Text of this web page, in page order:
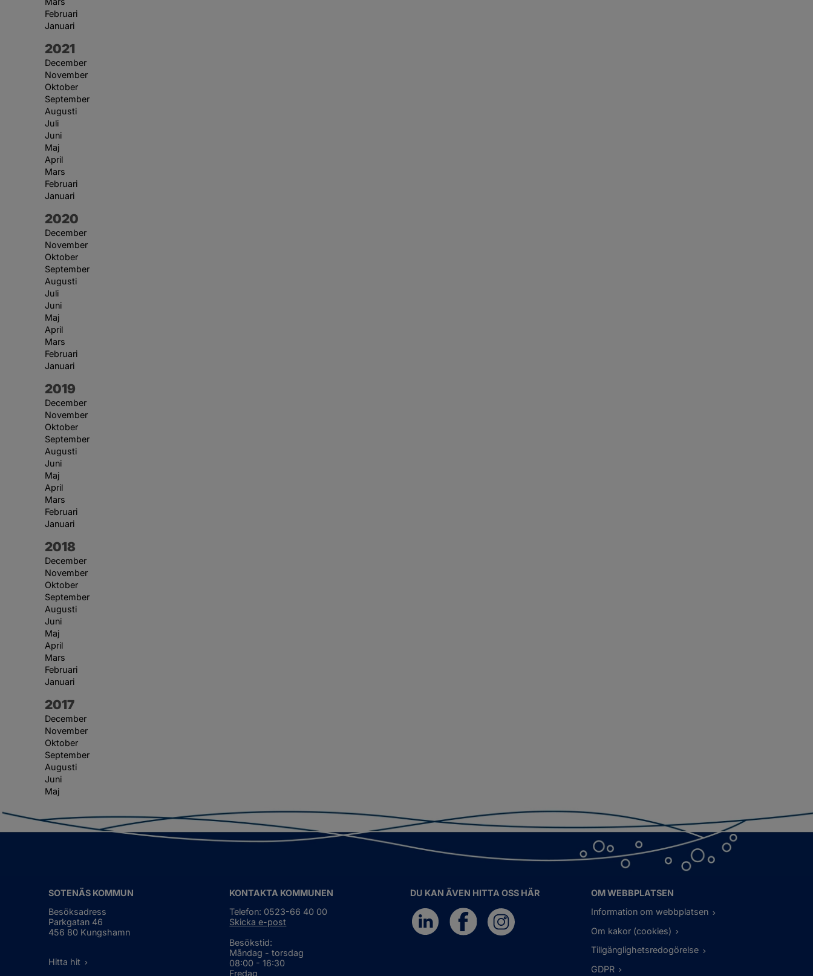
Februari
Januari
År:
2021
December
November
Oktober
September
Augusti
Juli
Juni
Maj
April
Mars
Februari
Januari
År:
2020
December
November
Oktober
September
Augusti
Juli
Juni
Maj
April
Mars
Februari
Januari
År:
2019
December
November
Oktober
September
Augusti
Juni
Maj
April
Mars
Februari
Januari
År:
2018
December
November
Oktober
September
Augusti
Juni
Maj
April
Mars
Februari
Januari
År:
2017
December
November
Oktober
September
Augusti
Juni
Maj
SOTENÄS KOMMUN
Besöksadress
Parkgatan 46
456 80 Kungshamn
Hitta hit
KONTAKTA KOMMUNEN
Telefon: 0523-66 40 00
Skicka e-post
Besökstid:
Måndag - torsdag
08:00 - 16:30
Fredag
DU KAN ÄVEN HITTA OSS HÄR
OM WEBBPLATSEN
Information om webbplatsen
Om kakor (cookies)
Tillgänglighetsredogörelse
GDPR